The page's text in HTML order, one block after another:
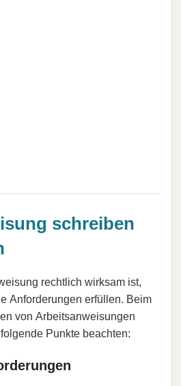
schreiben
rechtlich wirksam ist,
Anforderungen erfüllen. Beim
von Arbeitsanweisungen
Punkte beachten: